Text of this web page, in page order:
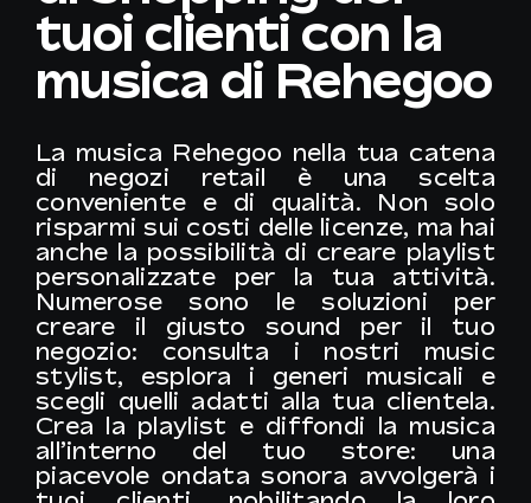
tuoi clienti con la
musica di Rehegoo
La musica Rehegoo nella tua catena
di negozi retail è una scelta
conveniente e di qualità. Non solo
risparmi sui costi delle licenze, ma hai
anche la possibilità di creare playlist
personalizzate per la tua attività.
Numerose sono le soluzioni per
creare il giusto sound per il tuo
negozio: consulta i nostri music
stylist, esplora i generi musicali e
scegli quelli adatti alla tua clientela.
Crea la playlist e diffondi la musica
all’interno del tuo store: una
piacevole ondata sonora avvolgerà i